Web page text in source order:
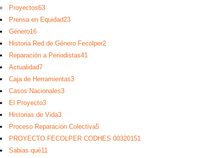
Proyectos63
Prensa en Equidad23
Género16
Historia Red de Género Fecolper2
Reparación a Periodistas41
Actualidad7
Caja de Herramientas3
Casos Nacionales3
El Proyecto3
Historias de Vida3
Proceso Reparación Colectiva5
PROYECTO FECOLPER CODHES 00320151
Sabias qué11